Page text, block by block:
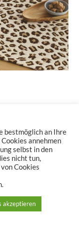
Tisch. Mit einem
lässt sich
Handumdrehen
bestmöglich an Ihre
annehmen
selbst in den
nicht tun,
Cookies
akzeptieren